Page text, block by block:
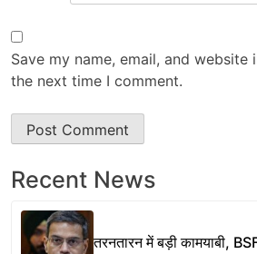
Save my name, email, and
the next time I comment.
Recent News
तरनतारन में बड़ी कामयाबी,